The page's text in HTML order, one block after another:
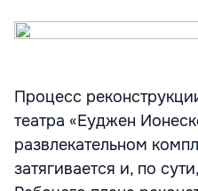
Процесс
театра «Еуджен
развлекательном
затягивается и, по